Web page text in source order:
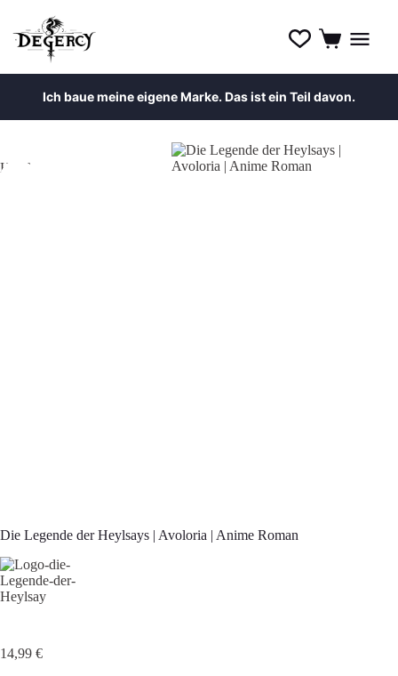
Ich baue meine eigene Marke. Das ist ein Teil davon.
HOT
Die Legende der Heylsays | Avoloria | Anime Roman
14,99 €